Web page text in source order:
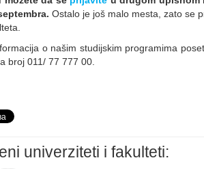
Ostalo je još malo mesta, zato se
o našim studijskim programima
broj 011/ 77 777 00.
univerziteti i fakulteti: